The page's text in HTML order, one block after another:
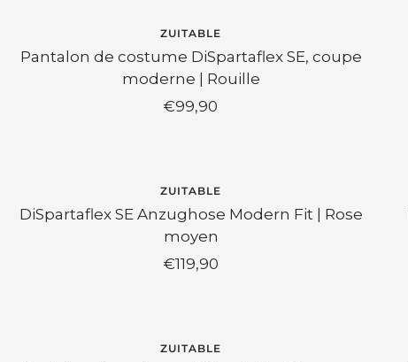
ZUITABLE
Pantalon de costume DiSpartaflex SE, coupe
moderne | Rouille
Prix
€99,90
ZUITABLE
DiSpartaflex SE Anzughose Modern Fit | Rose
moyen
Prix
€119,90
ZUITABLE